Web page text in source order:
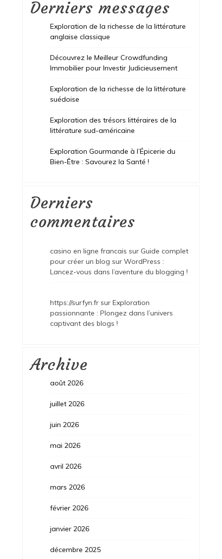
Derniers messages
Exploration de la richesse de la littérature
anglaise classique
Découvrez le Meilleur Crowdfunding
Immobilier pour Investir Judicieusement
Exploration de la richesse de la littérature
suédoise
Exploration des trésors littéraires de la
littérature sud-américaine
Exploration Gourmande à l’Épicerie du
Bien-Être : Savourez la Santé !
Derniers
commentaires
casino en ligne francais sur Guide complet
pour créer un blog sur WordPress :
Lancez-vous dans l’aventure du blogging !
https://surfyn.frsur Exploration
passionnante : Plongez dans l’univers
captivant des blogs !
Archive
août 2026
juillet 2026
juin 2026
mai 2026
avril 2026
mars 2026
février 2026
janvier 2026
décembre 2025